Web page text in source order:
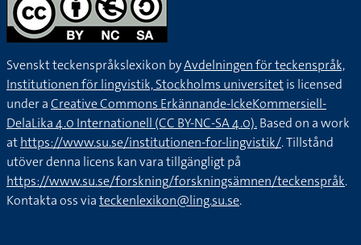
Svenskt teckenspråkslexikon byAvdelningen för teckenspråk,
Institutionen för lingvistik, Stockholms universitetis licensed
under aCreative Commons Erkännande-IckeKommersiell-
DelaLika 4.0 Internationell (CC BY-NC-SA 4.0).Based on a work
athttps://www.su.se/institutionen-for-lingvistik/. Tillstånd
utöver denna licens kan vara tillgängligt på
https://www.su.se/forskning/forskningsämnen/teckenspråk.
Kontakta oss viateckenlexikon@ling.su.se.